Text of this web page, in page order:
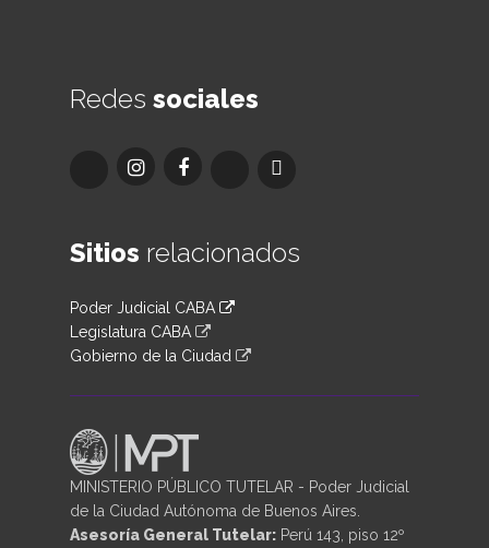
Redes sociales
Sitios relacionados
Poder Judicial CABA
Legislatura CABA
Gobierno de la Ciudad
MINISTERIO PÚBLICO TUTELAR - Poder Judicial
de la Ciudad Autónoma de Buenos Aires.
Asesoría General Tutelar: Perú 143, piso 12º